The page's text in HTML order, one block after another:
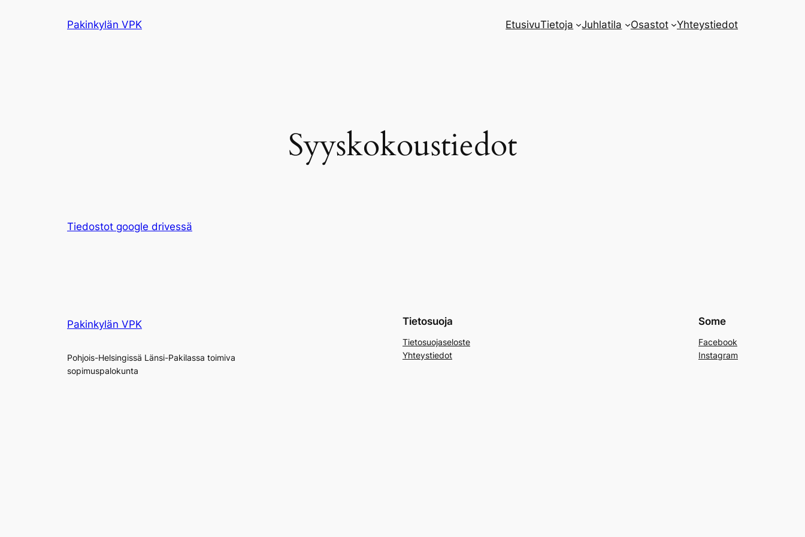
Pakinkylän VPK EtusivuTietoja Juhlatila Osastot Yhteystiedot
Syyskokoustiedot
Tiedostot google drivessä
Pakinkylän VPK
Pohjois-Helsingissä Länsi-Pakilassa toimiva
sopimuspalokunta
Tietosuoja
Tietosuojaseloste
Yhteystiedot
Some
Facebook
Instagram